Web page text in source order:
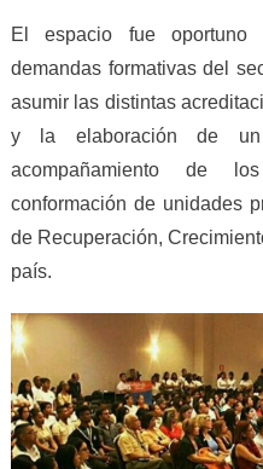
El espacio fue oportuno
demandas formativas del
asumir las distintas
y la elaboración de
acompañamiento de
conformación de unidades
de Recuperación,
país.